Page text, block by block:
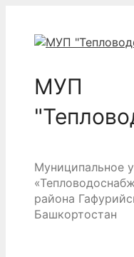
содержимому
МУП
Муниципальное
района
Башкортостан